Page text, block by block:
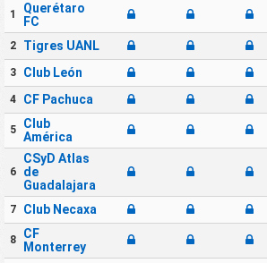
1
Querétaro
FC
2 Tigres UANL
3 Club León
4 CF Pachuca
5
Club
América
6
CSyD Atlas
de
Guadalajara
7 Club Necaxa
8
CF
Monterrey